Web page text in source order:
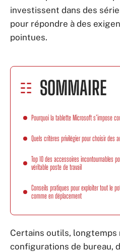
investissent dans des
pour répondre à des
pointues.
SOMMAIRE
Pourquoi la tablette Microsoft s’impose
Quels critères privilégier pour choisir des
Top 10 des accessoires incontournables
véritable poste de travail
Conseils pratiques pour exploiter tout le
comme en déplacement
Certains outils, longtemps
configurations de bureau,